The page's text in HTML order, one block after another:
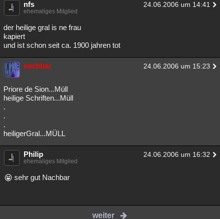
nfs 24.06.2006 um 14:41
ehemaliges Mitglied
der heilige gral is ne frau
kapiert
und ist schon seit ca. 1900 jahren tot
nachbar 24.06.2006 um 15:23
Priore de Sion...Müll
heilige Schriften...Müll
.
.
.
heiligerGral...MÜLL
Philip 24.06.2006 um 16:32
ehemaliges Mitglied
sehr gut Nachbar
weiter